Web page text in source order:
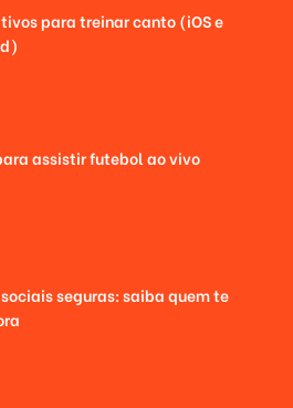
para treinar canto (iOS e
assistir futebol ao vivo
seguras: saiba quem te